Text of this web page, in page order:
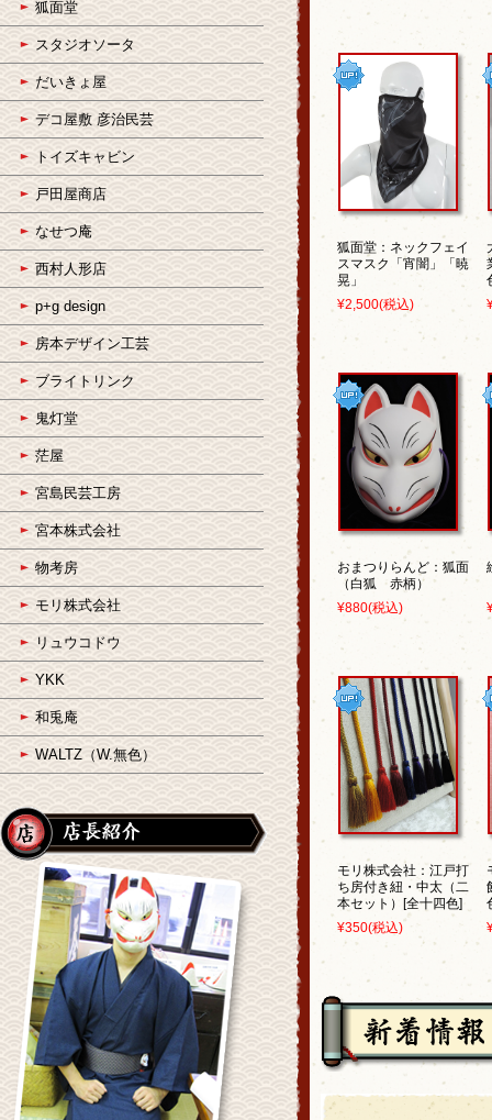
狐面堂：ネックフェイ
スマスク「宵闇」「暁
晃」
¥2,500(税込)
おまつりらんど：狐面
（白狐 赤柄）
¥880(税込)
モリ株式会社：江戸打
ち房付き紐・中太（二
本セット）[全十四色]
¥350(税込)
狐面堂
スタジオソータ
だいきょ屋
デコ屋敷 彦治民芸
トイズキャビン
戸田屋商店
なせつ庵
西村人形店
p+g design
房本デザイン工芸
ブライトリンク
鬼灯堂
茫屋
宮島民芸工房
宮本株式会社
物考房
モリ株式会社
リュウコドウ
YKK
和兎庵
WALTZ（W.無色）